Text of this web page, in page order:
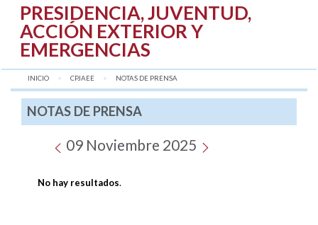
PRESIDENCIA, JUVENTUD,
ACCIÓN EXTERIOR Y
EMERGENCIAS
INICIO CPJAEE AQUÍ:
NOTAS DE PRENSA
NOTAS DE PRENSA
09 Noviembre 2025
No hay resultados.